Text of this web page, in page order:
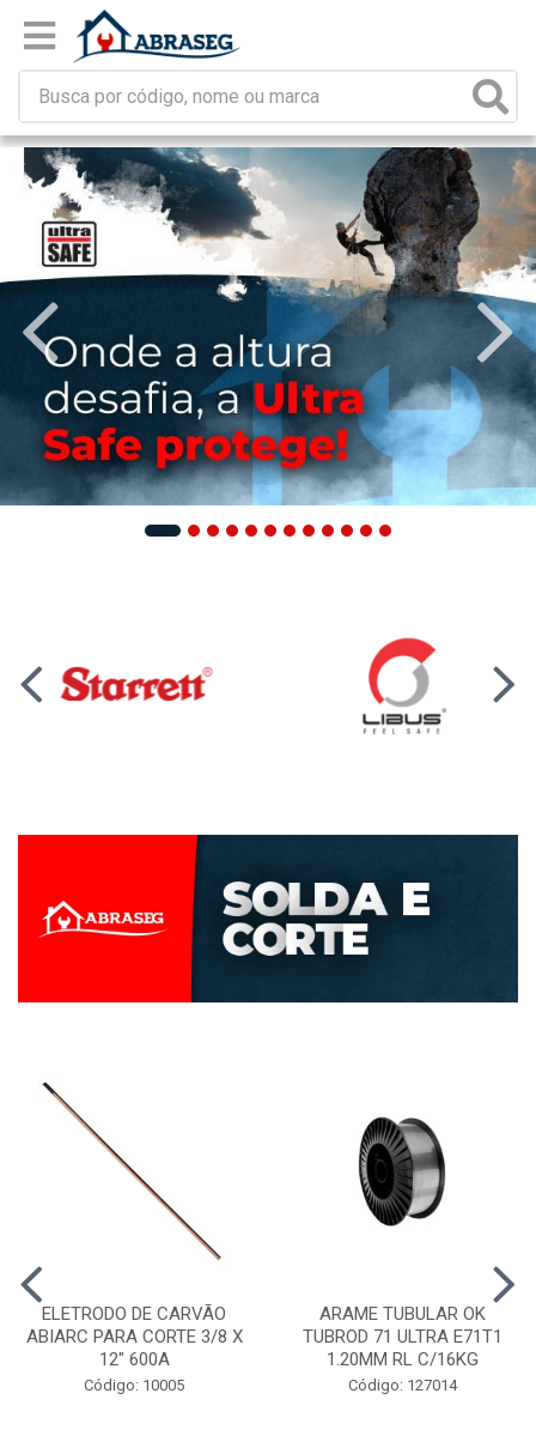
ELETRODO DE CARVÃO
ABIARC PARA CORTE 3/8 X
12" 600A
Código: 10005
ARAME TUBULAR OK
TUBROD 71 ULTRA E71T1
1.20MM RL C/16KG
Código: 127014